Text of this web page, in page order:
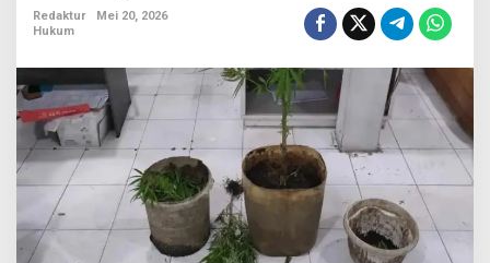
Bibit
Ganja
Redaktur
Mei 20, 2026
Hukum